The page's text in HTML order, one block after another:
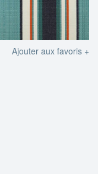
Ajouter aux favoris +